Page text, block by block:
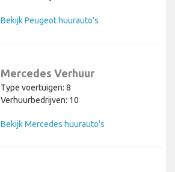
Bekijk Peugeot huurauto's
Mercedes Verhuur
Type voertuigen: 8
Verhuurbedrijven: 10
Bekijk Mercedes huurauto's